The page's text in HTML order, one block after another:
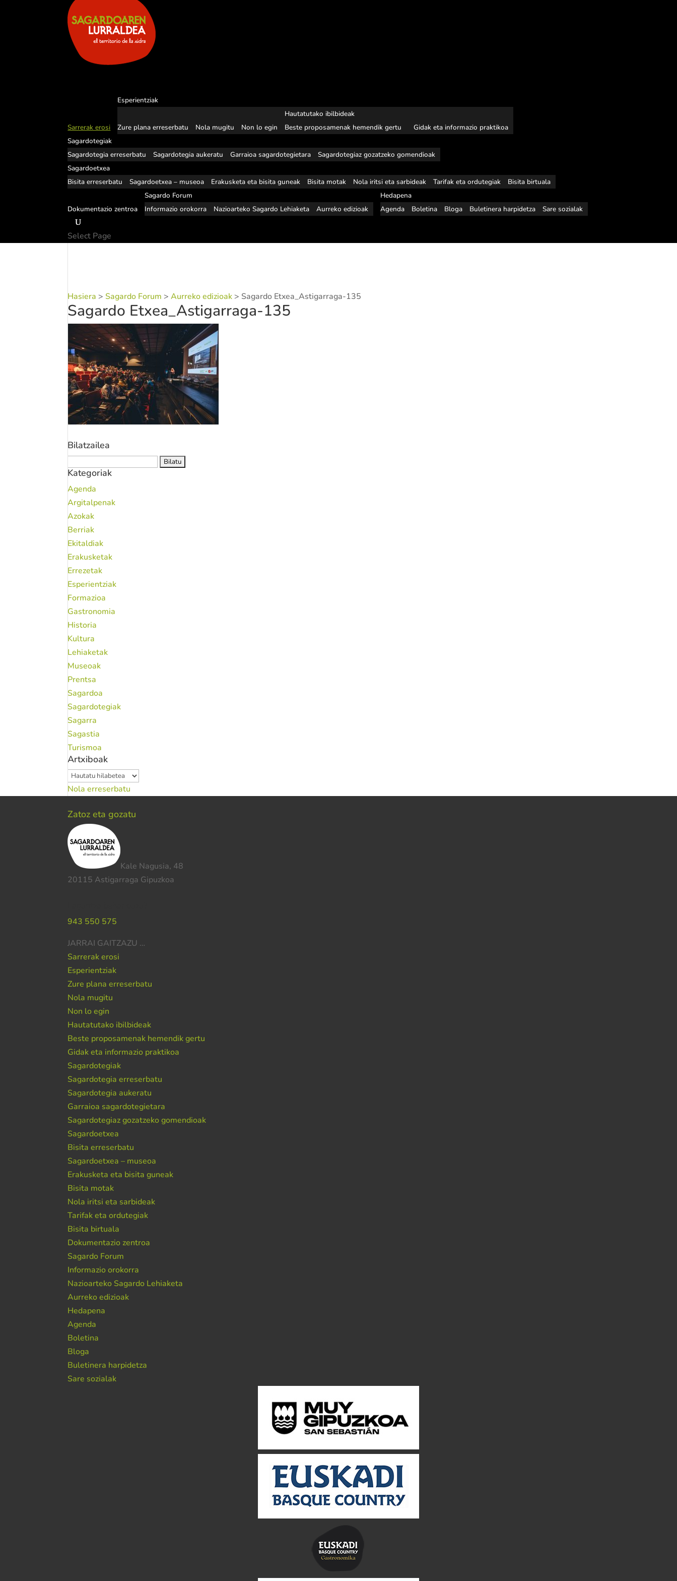
Sarrerak erosi
Esperientziak
Zure plana erreserbatu Nola mugitu Non lo egin
Hautatutako ibilbideak
Beste proposamenak hemendik gertu
Gidak eta informazio praktikoa
Sagardotegiak
Sagardotegia erreserbatu
Sagardotegia aukeratu Garraioa sagardotegietara
Sagardotegiaz gozatzeko gomendioak
Sagardoetxea
Bisita erreserbatu
Sagardoetxea – museoa Erakusketa eta bisita guneak Bisita motak Nola iritsi eta sarbideak Tarifak eta ordutegiak Bisita birtuala
Dokumentazio zentroa
Sagardo Forum
Informazio orokorra
Nazioarteko Sagardo Lehiaketa Aurreko edizioak
Hedapena
Agenda
Boletina Bloga Buletinera harpidetza Sare sozialak
Select Page
Hasiera >Sagardo Forum >Aurreko edizioak> Sagardo Etxea_Astigarraga-135
Sagardo Etxea_Astigarraga-135
Bilatzailea
Kategoriak
Agenda
Argitalpenak
Azokak
Berriak
Ekitaldiak
Erakusketak
Errezetak
Esperientziak
Formazioa
Gastronomia
Historia
Kultura
Lehiaketak
Museoak
Prentsa
Sagardoa
Sagardotegiak
Sagarra
Sagastia
Turismoa
Artxiboak
Artxiboak
Nola erreserbatu
Zatoz eta gozatu
Kale Nagusia, 48
20115 Astigarraga Gipuzkoa
943 550 575
JARRAI GAITZAZU …
Sarrerak erosi
Esperientziak
Zure plana erreserbatu
Nola mugitu
Non lo egin
Hautatutako ibilbideak
Beste proposamenak hemendik gertu
Gidak eta informazio praktikoa
Sagardotegiak
Sagardotegia erreserbatu
Sagardotegia aukeratu
Garraioa sagardotegietara
Sagardotegiaz gozatzeko gomendioak
Sagardoetxea
Bisita erreserbatu
Sagardoetxea – museoa
Erakusketa eta bisita guneak
Bisita motak
Nola iritsi eta sarbideak
Tarifak eta ordutegiak
Bisita birtuala
Dokumentazio zentroa
Sagardo Forum
Informazio orokorra
Nazioarteko Sagardo Lehiaketa
Aurreko edizioak
Hedapena
Agenda
Boletina
Bloga
Buletinera harpidetza
Sare sozialak